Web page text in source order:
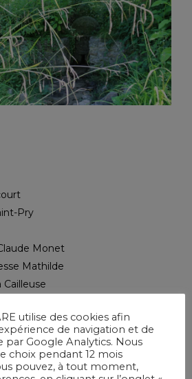
Pry
Monet
Mathilde
DIRECT
utilise des cookies afin
de navigation et de
par Google Analytics. Nous
choix pendant 12 mois
pouvez, à tout moment,